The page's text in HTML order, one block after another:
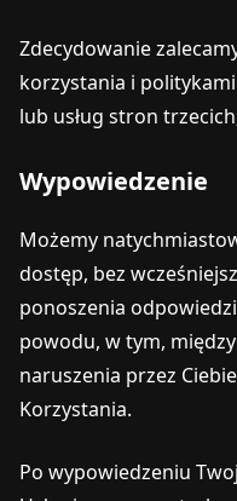
Zdecydowanie
korzystania i
lub usług stron
Wypowiedzenie
Możemy
dostęp, bez
ponoszenia
powodu, w tym,
naruszenia przez
Korzystania.
Po wypowiedzeniu